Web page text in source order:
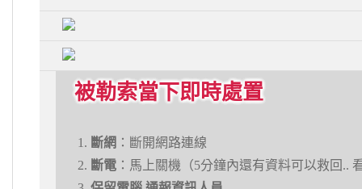
被勒索當下即時處置
斷網 ：斷開網路連線
斷電 ：馬上關機（5分鐘內還有資料可以救回..